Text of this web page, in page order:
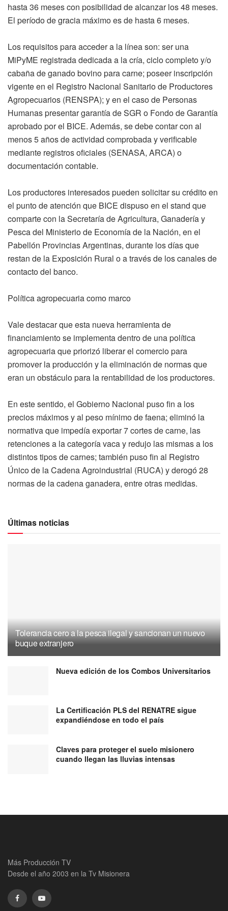
hasta 36 meses con posibilidad de alcanzar los 48 meses.
El período de gracia máximo es de hasta 6 meses.
Los requisitos para acceder a la línea son: ser una
MiPyME registrada dedicada a la cría, ciclo completo y/o
cabaña de ganado bovino para carne; poseer inscripción
vigente en el Registro Nacional Sanitario de Productores
Agropecuarios (RENSPA); y en el caso de Personas
Humanas presentar garantía de SGR o Fondo de Garantía
aprobado por el BICE. Además, se debe contar con al
menos 5 años de actividad comprobada y verificable
mediante registros oficiales (SENASA, ARCA) o
documentación contable.
Los productores interesados pueden solicitar su crédito en
el punto de atención que BICE dispuso en el stand que
comparte con la Secretaría de Agricultura, Ganadería y
Pesca del Ministerio de Economía de la Nación, en el
Pabellón Provincias Argentinas, durante los días que
restan de la Exposición Rural o a través de los canales de
contacto del banco.
Política agropecuaria como marco
Vale destacar que esta nueva herramienta de
financiamiento se implementa dentro de una política
agropecuaria que priorizó liberar el comercio para
promover la producción y la eliminación de normas que
eran un obstáculo para la rentabilidad de los productores.
En este sentido, el Gobierno Nacional puso fin a los
precios máximos y al peso mínimo de faena; eliminó la
normativa que impedía exportar 7 cortes de carne, las
retenciones a la categoría vaca y redujo las mismas a los
distintos tipos de carnes; también puso fin al Registro
Único de la Cadena Agroindustrial (RUCA) y derogó 28
normas de la cadena ganadera, entre otras medidas.
Últimas noticias
Tolerancia cero a la pesca ilegal y sancionan un nuevo
buque extranjero
Nueva edición de los Combos Universitarios
La Certificación PLS del RENATRE sigue
expandiéndose en todo el país
Claves para proteger el suelo misionero
cuando llegan las lluvias intensas
Más Producción TV
Desde el año 2003 en la Tv Misionera